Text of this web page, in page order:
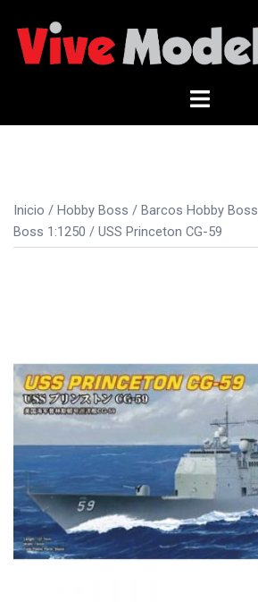
contenido
Alternar
Inicio / Hobby Boss / Barcos Hobby Boss
Boss 1:1250 / USS Princeton CG-59